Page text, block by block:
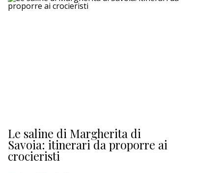
Le saline di Margherita di
Savoia: itinerari da proporre ai
crocieristi